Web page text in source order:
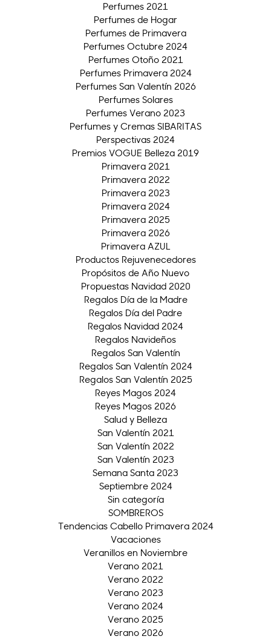
Perfumes 2021
Perfumes de Hogar
Perfumes de Primavera
Perfumes Octubre 2024
Perfumes Otoño 2021
Perfumes Primavera 2024
Perfumes San Valentín 2026
Perfumes Solares
Perfumes Verano 2023
Perfumes y Cremas SIBARITAS
Perspectivas 2024
Premios VOGUE Belleza 2019
Primavera 2021
Primavera 2022
Primavera 2023
Primavera 2024
Primavera 2025
Primavera 2026
Primavera AZUL
Productos Rejuvenecedores
Propósitos de Año Nuevo
Propuestas Navidad 2020
Regalos Día de la Madre
Regalos Día del Padre
Regalos Navidad 2024
Regalos Navideños
Regalos San Valentín
Regalos San Valentín 2024
Regalos San Valentín 2025
Reyes Magos 2024
Reyes Magos 2026
Salud y Belleza
San Valentín 2021
San Valentín 2022
San Valentín 2023
Semana Santa 2023
Septiembre 2024
Sin categoría
SOMBREROS
Tendencias Cabello Primavera 2024
Vacaciones
Veranillos en Noviembre
Verano 2021
Verano 2022
Verano 2023
Verano 2024
Verano 2025
Verano 2026